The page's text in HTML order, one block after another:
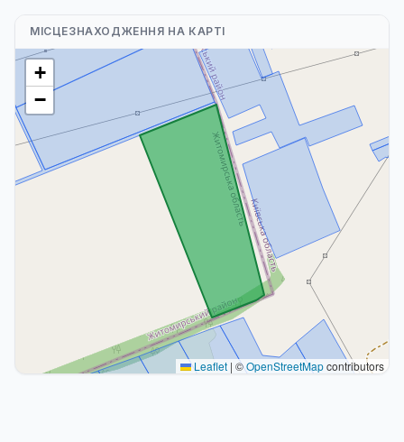
МІСЦЕЗНАХОДЖЕННЯ НА КАРТІ
+
−
Leaflet | ©OpenStreetMapcontributors